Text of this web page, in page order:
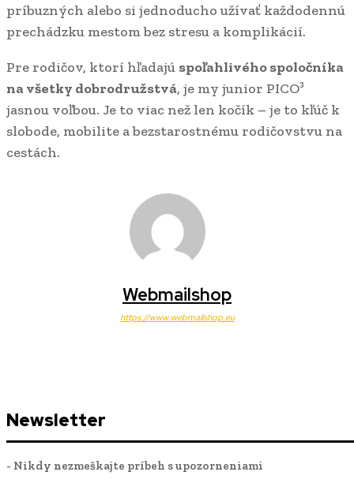
príbuzných alebo si jednoducho užívať každodennú
prechádzku mestom bez stresu a komplikácií.
Pre rodičov, ktorí hľadajú spoľahlivého spoločníka
na všetky dobrodružstvá, je my junior PICO³
jasnou voľbou. Je to viac než len kočík – je to kľúč k
slobode, mobilite a bezstarostnému rodičovstvu na
cestách.
Webmailshop
https://www.webmailshop.eu
Newsletter
- Nikdy nezmeškajte príbeh s upozorneniami